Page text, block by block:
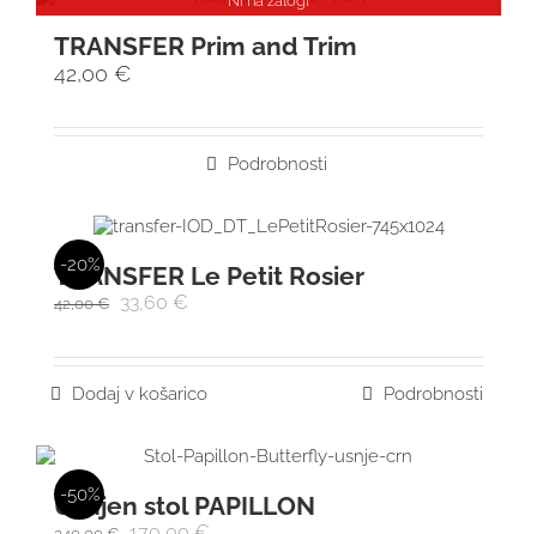
TRANSFER Prim and Trim
42,00 €
Podrobnosti
-20%
TRANSFER Le Petit Rosier
42,00€ 33,60 €
Dodaj v košarico Podrobnosti
-50%
Usnjen stol PAPILLON